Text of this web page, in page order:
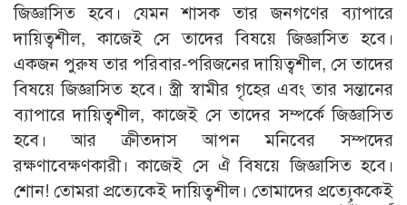
জিজ্ঞাসিত হবে। যেমন শাসক তার জনগণের ব্যাপারে
দায়িত্বশীল, কাজেই সে তাদের বিষয়ে জিজ্ঞাসিত হবে।
একজন পুরুষ তার পরিবার-পরিজনের দায়িত্বশীল, সে তাদের
বিষয়ে জিজ্ঞাসিত হবে। স্ত্রী স্বামীর গৃহের এবং তার সন্তানের
ব্যাপারে দায়িত্বশীল, কাজেই সে তাদের সম্পর্কে জিজ্ঞাসিত
হবে। আর ক্রীতদাস আপন মনিবের সম্পদের
রক্ষণাবেক্ষণকারী। কাজেই সে ঐ বিষয়ে জিজ্ঞাসিত হবে।
শোন! তোমরা প্রত্যেকেই দায়িত্বশীল। তোমাদের প্রত্যেককেই